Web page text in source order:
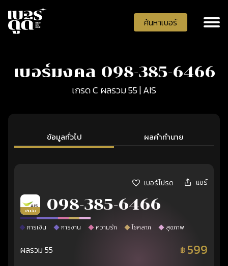
ค้นหาเบอร์
เบอร์มงคล 098-385-6466
เกรด C ผลรวม 55 | AIS
ข้อมูลทั่วไป ผลคำทำนาย
เบอร์โปรด แชร์
เติมเงิน 098-385-6466
การเงิน การงาน ความรัก โชคลาภ สุขภาพ
ผลรวม 55 ฿ 599